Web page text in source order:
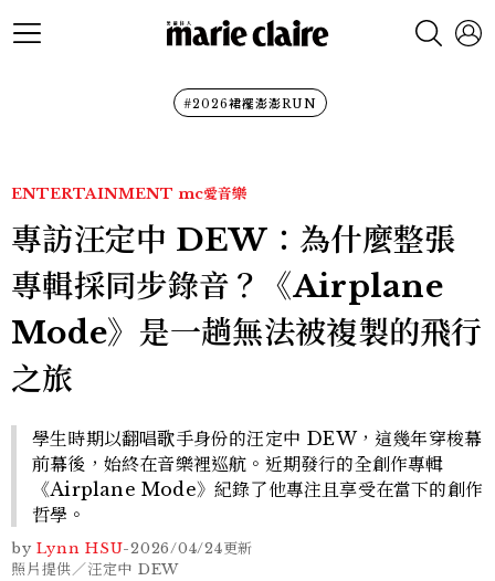
#2026裙襬澎澎RUN
ENTERTAINMENT mc愛音樂
專訪汪定中 DEW：為什麼整張
專輯採同步錄音？《Airplane
Mode》是一趟無法被複製的飛行
之旅
學生時期以翻唱歌手身份的汪定中 DEW，這幾年穿梭幕
前幕後，始終在音樂裡巡航。近期發行的全創作專輯
《Airplane Mode》紀錄了他專注且享受在當下的創作
哲學。
by Lynn HSU-2026/04/24更新
照片提供／汪定中 DEW